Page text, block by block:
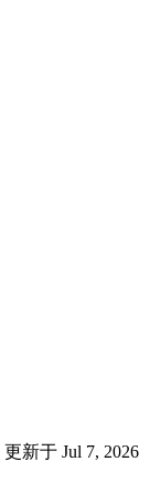
更新于 Jul 7, 2026